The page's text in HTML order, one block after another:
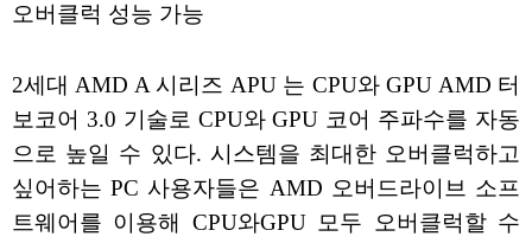
오버클럭 성능 가능
2세대 AMD A 시리즈 APU 는 CPU와 GPU AMD 터
보코어 3.0 기술로 CPU와 GPU 코어 주파수를 자동
으로 높일 수 있다. 시스템을 최대한 오버클럭하고
싶어하는 PC 사용자들은 AMD 오버드라이브 소프
트웨어를 이용해 CPU와GPU 모두 오버클럭할 수